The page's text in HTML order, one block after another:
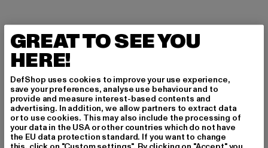
An welchen Produkten bist du interessiert?
MÄNNER
FRAUEN
E-MAIL
ANMELDEN
GREAT TO SEE YOU
HERE!
DefShop uses cookies to improve your use experience,
save your preferences, analyse use behaviour and to
provide and measure interest-based contents and
advertising. In addition, we allow partners to extract data
or to use cookies. This may also include the processing of
your data in the USA or other countries which do not have
the EU data protection standard. If you want to change